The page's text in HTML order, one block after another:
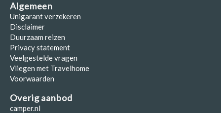
Algemeen
Unigarant verzekeren
Disclaimer
Duurzaam reizen
Privacy statement
Veelgestelde vragen
Vliegen met Travelhome
Voorwaarden
Overig aanbod
camper.nl